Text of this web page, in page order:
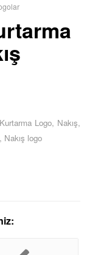
ş
Logo, Nakış,
Nakış logo